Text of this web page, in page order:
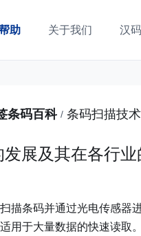
助 关于我们 汉
条码百科 /
展及其在各行业
描条码并通过光电传感器进
用于大量数据的快速读取。